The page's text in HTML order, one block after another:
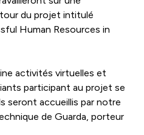
du projet intitulé
Human Resources in
activités virtuelles et
participant au projet se
seront accueillis par notre
de Guarda, porteur